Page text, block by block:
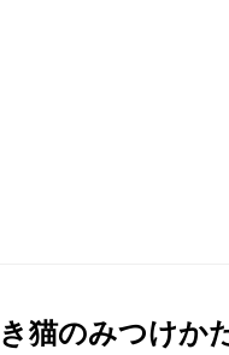
猫のみつけか